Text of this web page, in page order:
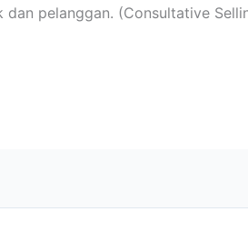
pelanggan. (Consultative